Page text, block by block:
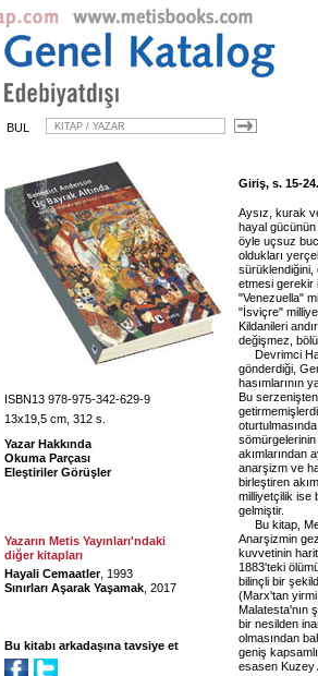
BUL
ISBN13 978-975-342-629-9
13x19,5 cm, 312 s.
Yazar Hakkında
Okuma Parçası
Eleştiriler Görüşler
Yazarın Metis Yayınları'ndaki
diğer kitapları
Hayali Cemaatler, 1993
Sınırları Aşarak Yaşamak , 2017
Bu kitabı arkadaşına tavsiye et
Giriş, s. 15-24.
Aysız, kurak
hayal gücünün
öyle uçsuz
oldukları
sürüklendiğini,
etmesi gerekir
"Venezuella"
"İsviçre"
Kildanileri
değişmez,
Devrimci
gönderdiği,
hasımlarının
Bu
akımlarından
anarşizm ve
birleştiren
milliyetçilik ise
gelmiştir.
Bu kitap,
Anarşizmin
kuvvetinin
1883'teki
bilinçli bir
(Marx'tan
Malatesta'nın
bir nesilden
olmasından
geniş
esasen Kuzey